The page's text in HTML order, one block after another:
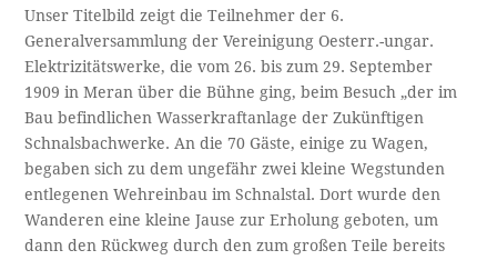
Unser Titelbild zeigt die Teilnehmer der 6.
Generalversammlung der Vereinigung Oesterr.-ungar.
Elektrizitätswerke, die vom 26. bis zum 29. September
1909 in Meran über die Bühne ging, beim Besuch „der im
Bau befindlichen Wasserkraftanlage der Zukünftigen
Schnalsbachwerke. An die 70 Gäste, einige zu Wagen,
begaben sich zu dem ungefähr zwei kleine Wegstunden
entlegenen Wehreinbau im Schnalstal. Dort wurde den
Wanderen eine kleine Jause zur Erholung geboten, um
dann den Rückweg durch den zum großen Teile bereits